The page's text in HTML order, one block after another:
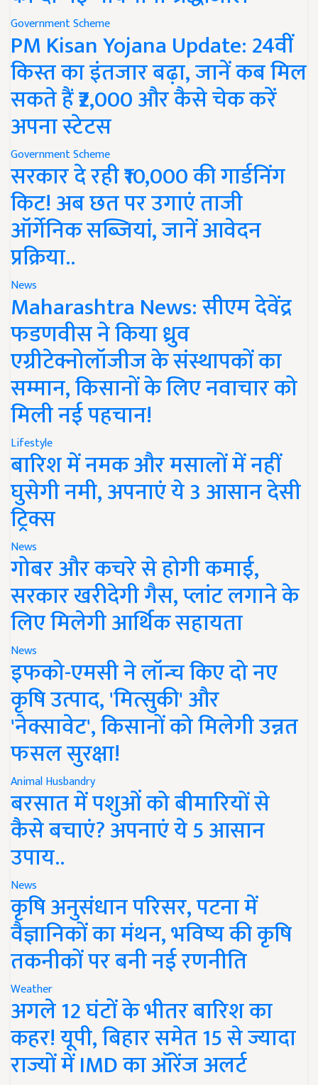
Government Scheme
PM Kisan Yojana Update: 24वीं
किस्त का इंतजार बढ़ा, जानें कब मिल
सकते हैं ₹2,000 और कैसे चेक करें
अपना स्टेटस
Government Scheme
सरकार दे रही ₹10,000 की गार्डनिंग
किट! अब छत पर उगाएं ताजी
ऑर्गेनिक सब्जियां, जानें आवेदन
प्रक्रिया..
News
Maharashtra News: सीएम देवेंद्र
फडणवीस ने किया ध्रुव
एग्रीटेक्नोलॉजीज के संस्थापकों का
सम्मान, किसानों के लिए नवाचार को
मिली नई पहचान!
Lifestyle
बारिश में नमक और मसालों में नहीं
घुसेगी नमी, अपनाएं ये 3 आसान देसी
ट्रिक्स
News
गोबर और कचरे से होगी कमाई,
सरकार खरीदेगी गैस, प्लांट लगाने के
लिए मिलेगी आर्थिक सहायता
News
इफको-एमसी ने लॉन्च किए दो नए
कृषि उत्पाद, 'मित्सुकी' और
'नेक्सावेट', किसानों को मिलेगी उन्नत
फसल सुरक्षा!
Animal Husbandry
बरसात में पशुओं को बीमारियों से
कैसे बचाएं? अपनाएं ये 5 आसान
उपाय..
News
कृषि अनुसंधान परिसर, पटना में
वैज्ञानिकों का मंथन, भविष्य की कृषि
तकनीकों पर बनी नई रणनीति
Weather
अगले 12 घंटों के भीतर बारिश का
कहर! यूपी, बिहार समेत 15 से ज्यादा
राज्यों में IMD का ऑरेंज अलर्ट